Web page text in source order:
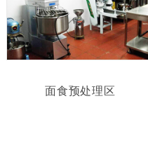
面食预处理区